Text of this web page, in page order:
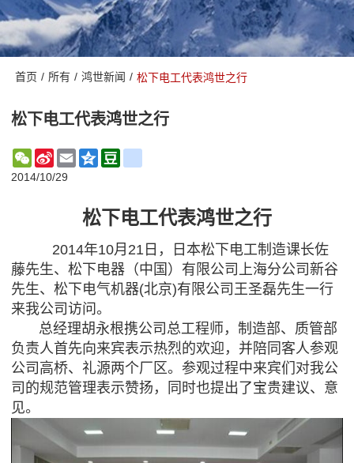
首页 / 所有 / 鸿世新闻 / 松下电工代表鸿世之行
松下电工代表鸿世之行
WeChat
Sina
Weibo
Email Qzone
2014/10/29
松下电工代表鸿世之行
2014年10月21日，日本松下电工制造课长佐
藤先生、松下电器（中国）有限公司上海分公司新谷
先生、松下电气机器(北京)有限公司王圣磊先生一行
来我公司访问。
总经理胡永根携公司总工程师，制造部、质管部
负责人首先向来宾表示热烈的欢迎，并陪同客人参观
公司高桥、礼源两个厂区。参观过程中来宾们对我公
司的规范管理表示赞扬，同时也提出了宝贵建议、意
见。